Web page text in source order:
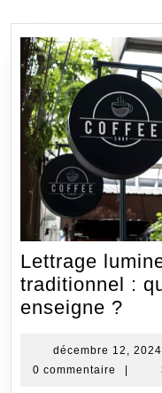
Lettrage
traditionnel :
enseigne ?
vs.
décembre 12, 2024
0 commentaire
|